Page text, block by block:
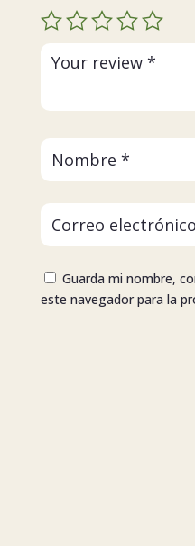
Guarda mi nombre,
este navegador para la